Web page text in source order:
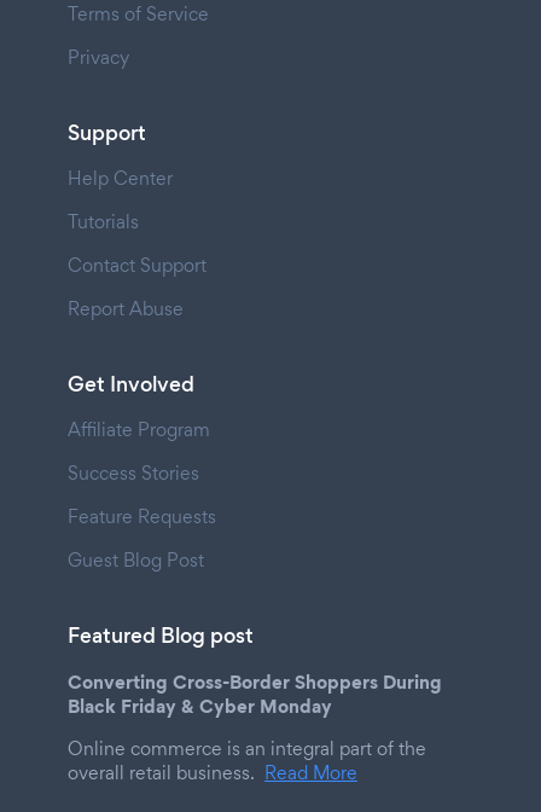
Terms of Service
Privacy
Support
Help Center
Tutorials
Contact Support
Report Abuse
Get Involved
Affiliate Program
Success Stories
Feature Requests
Guest Blog Post
Featured Blog post
Converting Cross-Border Shoppers During
Black Friday & Cyber Monday
Online commerce is an integral part of the
overall retail business. Read More